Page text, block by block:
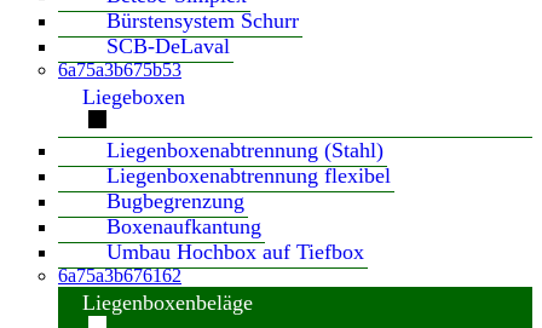
Bürstensystem Schurr
SCB-DeLaval
6a75a3b675b53
Liegeboxen
Liegenboxenabtrennung (Stahl)
Liegenboxenabtrennung flexibel
Bugbegrenzung
Boxenaufkantung
Umbau Hochbox auf Tiefbox
6a75a3b676162
Liegenboxenbeläge